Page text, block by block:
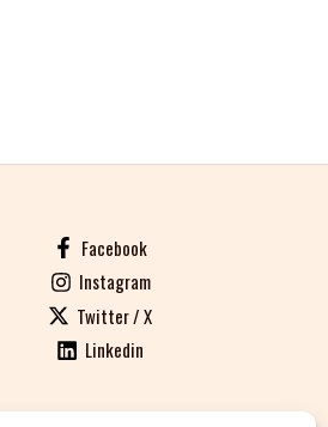
Facebook
Instagram
Twitter / X
Linkedin